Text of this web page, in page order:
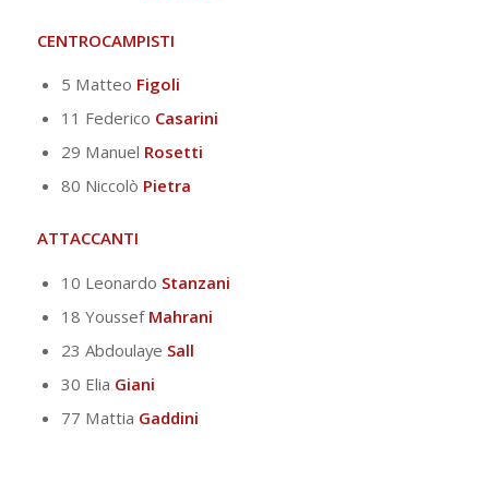
CENTROCAMPISTI
5 Matteo Figoli
11 Federico Casarini
29 Manuel Rosetti
80 Niccolò Pietra
ATTACCANTI
10 Leonardo Stanzani
18 Youssef Mahrani
23 Abdoulaye Sall
30 Elia Giani
77 Mattia Gaddini